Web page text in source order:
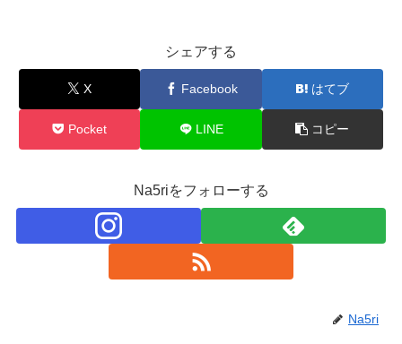
シェアする
X Facebook はてブ
Pocket LINE コピー
Na5riをフォローする
Na5ri